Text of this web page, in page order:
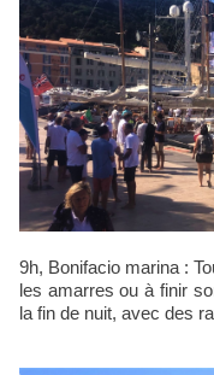
9h, Bonifacio marina : Tous les Marins sont sur le pont, à vérifier
les amarres ou à finir
la fin de nuit, avec des